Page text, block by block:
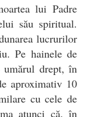
lui Padre
său spiritual.
lucrurilor
Pe hainele de
umărul drept, în
aproximativ 10
cu cele de
atunci că, în